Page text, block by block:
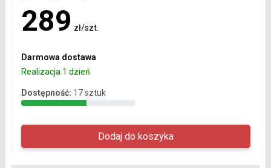
289 zł/szt.
Darmowa dostawa
Realizacja 1 dzień
Dostępność: 17 sztuk